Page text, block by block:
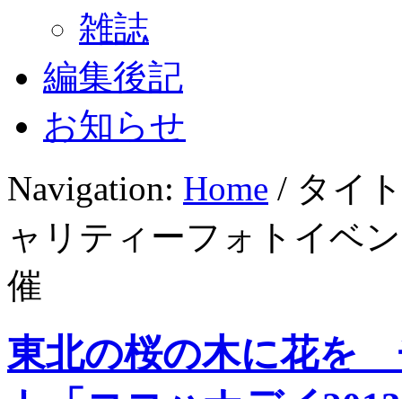
雑誌
編集後記
お知らせ
Navigation: Home / タイ
ャリティーフォトイベ
催
東北の桜の木に花を